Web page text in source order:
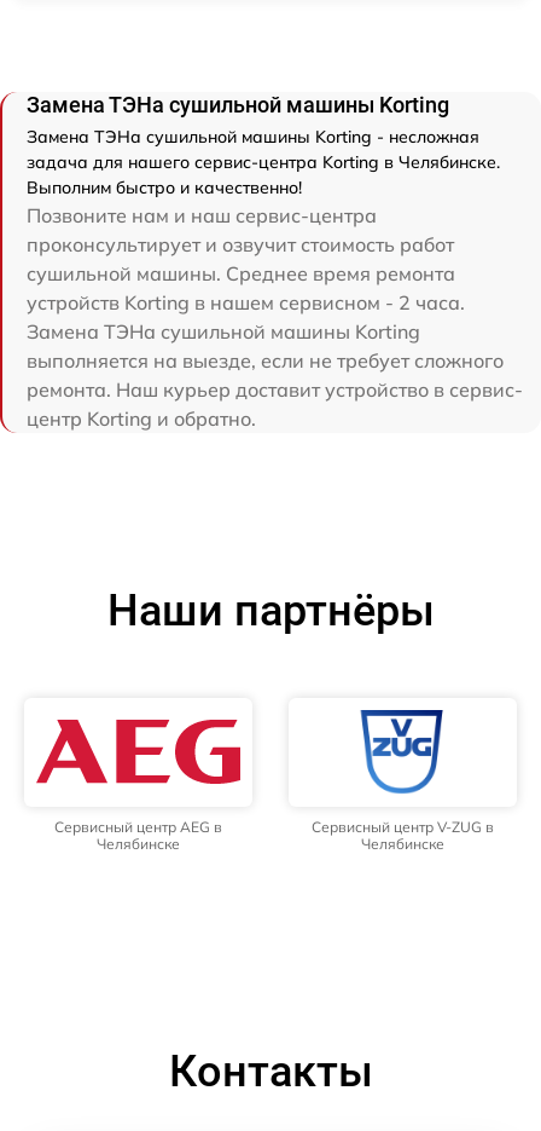
Замена ТЭНа сушильной машины Korting
Замена ТЭНа сушильной машины Korting - несложная
задача для нашего сервис-центра Korting в Челябинске.
Выполним быстро и качественно!
Позвоните нам и наш сервис-центра
проконсультирует и озвучит стоимость работ
сушильной машины. Среднее время ремонта
устройств Korting в нашем сервисном - 2 часа.
Замена ТЭНа сушильной машины Korting
выполняется на выезде, если не требует сложного
ремонта. Наш курьер доставит устройство в сервис-
центр Korting и обратно.
Наши партнёры
Сервисный центр AEG в
Челябинске
Сервисный центр V-ZUG в
Челябинске
Контакты